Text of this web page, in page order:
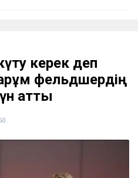
жасады
бірнеше өңірінде +43 градусқа
болады